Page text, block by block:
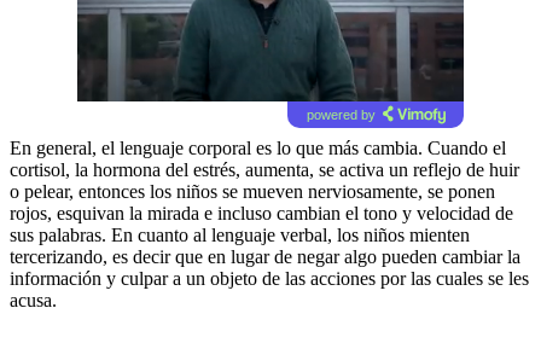
powered by
En general, el lenguaje corporal es lo que más cambia. Cuando el
cortisol, la hormona del estrés, aumenta, se activa un reflejo de huir
o pelear, entonces los niños se mueven nerviosamente, se ponen
rojos, esquivan la mirada e incluso cambian el tono y velocidad de
sus palabras. En cuanto al lenguaje verbal, los niños mienten
tercerizando, es decir que en lugar de negar algo pueden cambiar la
información y culpar a un objeto de las acciones por las cuales se les
acusa.